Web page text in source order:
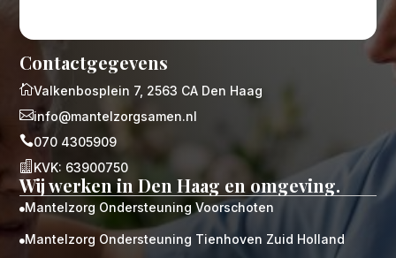
Contactgegevens
Valkenbosplein 7, 2563 CA Den Haag
info@mantelzorgsamen.nl
070 4305909
 KVK: 63900750
Wij werken in Den Haag en omgeving.
Mantelzorg Ondersteuning Voorschoten
Mantelzorg Ondersteuning Tienhoven Zuid Holland